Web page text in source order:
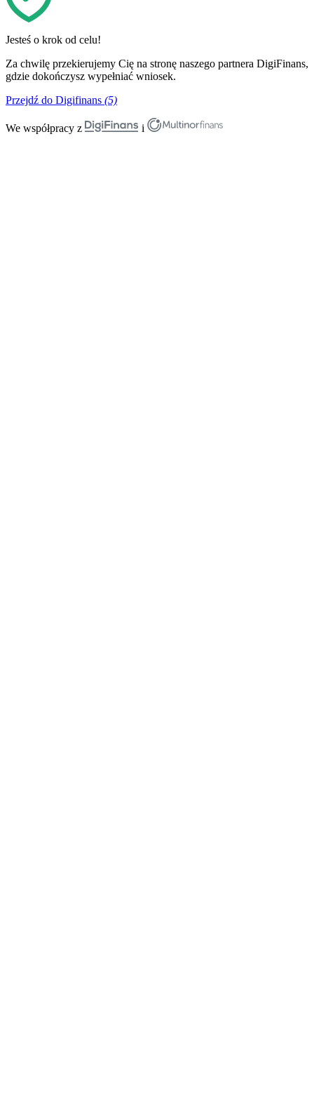
Jesteś o krok od celu!
Za chwilę przekierujemy Cię na stronę naszego partnera DigiFinans,
gdzie dokończysz wypełniać wniosek.
Przejdź do Digifinans (5)
We współpracy z i